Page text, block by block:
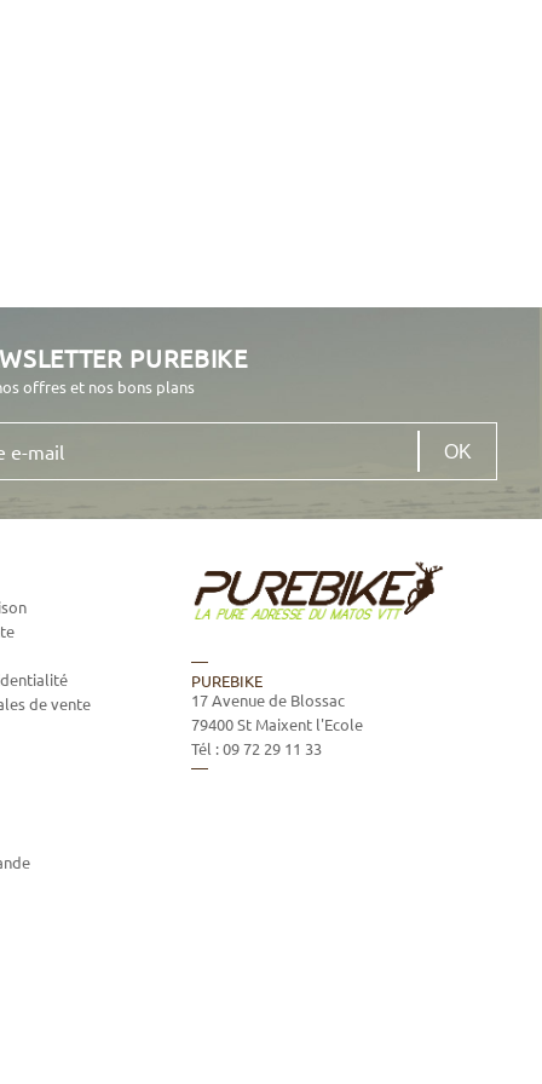
PUREBIKE
offres et nos bons plans
de vente
PUREBIKE
17 Avenue de Blossac
79400St Maixent l'Ecole
Tél :09 72 29 11 33